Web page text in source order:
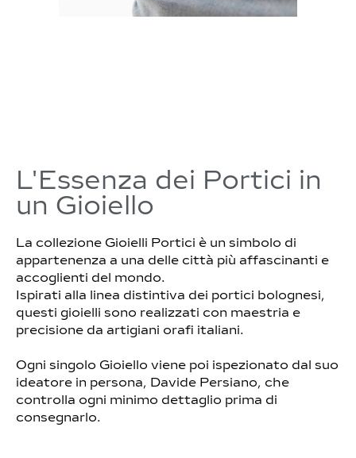
L'Essenza dei Portici in
un Gioiello
La collezione Gioielli Portici è un simbolo di
appartenenza a una delle città più affascinanti e
accoglienti del mondo.
Ispirati alla linea distintiva dei portici bolognesi,
questi gioielli sono realizzati con maestria e
precisione da artigiani orafi italiani.
Ogni singolo Gioiello viene poi ispezionato dal suo
ideatore in persona, Davide Persiano, che
controlla ogni minimo dettaglio prima di
consegnarlo.